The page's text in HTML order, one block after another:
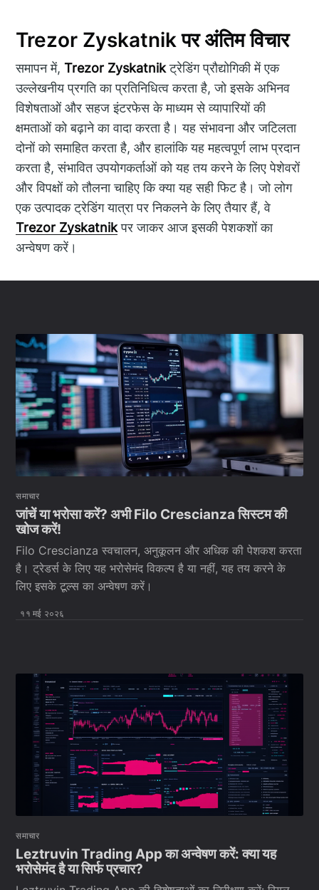
Trezor Zyskatnik पर अंतिम विचार
समापन में,Trezor Zyskatnikट्रेडिंग प्रौद्योगिकी में एक
उल्लेखनीय प्रगति का प्रतिनिधित्व करता है, जो इसके अभिनव
विशेषताओं और सहज इंटरफेस के माध्यम से व्यापारियों की
क्षमताओं को बढ़ाने का वादा करता है। यह संभावना और जटिलता
दोनों को समाहित करता है, और हालांकि यह महत्वपूर्ण लाभ प्रदान
करता है, संभावित उपयोगकर्ताओं को यह तय करने के लिए पेशेवरों
और विपक्षों को तौलना चाहिए कि क्या यह सही फिट है। जो लोग
एक उत्पादक ट्रेडिंग यात्रा पर निकलने के लिए तैयार हैं, वे
Trezor Zyskatnikपर जाकर आज इसकी पेशकशों का
अन्वेषण करें।
समाचार
जांचें या भरोसा करें? अभी Filo Crescianza सिस्टम की
खोज करें!
Filo Crescianza स्वचालन, अनुकूलन और अधिक की पेशकश करता
है। ट्रेडर्स के लिए यह भरोसेमंद विकल्प है या नहीं, यह तय करने के
लिए इसके टूल्स का अन्वेषण करें।
११ मई २०२६
समाचार
Leztruvin Trading App का अन्वेषण करें: क्या यह
भरोसेमंद है या सिर्फ प्रचार?